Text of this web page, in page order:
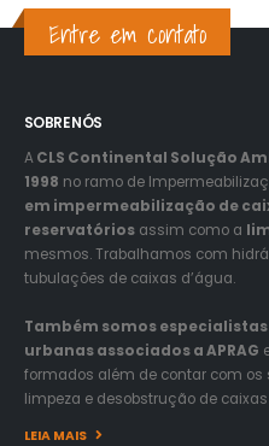
Entre em contato
SOBRE NÓS
ACLS Continental Solução
1998 no ramo de
em impermeabilização de
reservatórios assim como a
mesmos. Trabalhamos com
tubulações de caixas d’água.
Também somos
urbanas associados a APRAG
formados além de contar com
limpeza e desobstrução de
LEIA MAIS